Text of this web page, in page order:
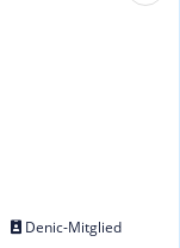
Denic-Mitglied